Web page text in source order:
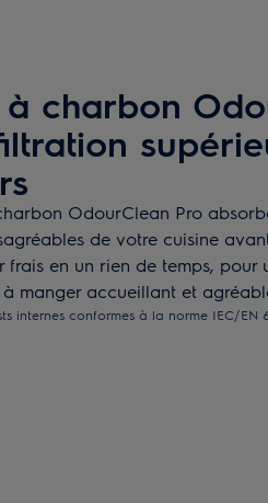
à charbon
OdourClean Pro
de votre cuisine
frais en un rien de temps, pour
manger accueillant et
internes conformes à la norme IEC/EN